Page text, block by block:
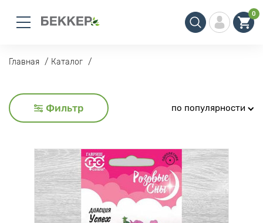
0
Главная Каталог
Фильтр по популярности